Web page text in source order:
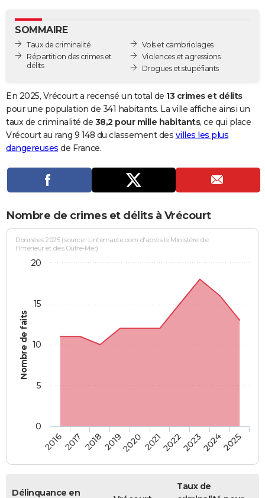
GUIDES D'ACHAT
BONS PLANS
Carte de Noël
Carte Bonne année
Carte Saint-Valentin
Carte Pâques
Carte d'anniversaire
DICTIONNAIRE
Dictionnaire
Biographies
Citations
Expressions
Proverbes
PROGRAMME TV
Se connecter
Entreprises
Service militaire
Avis de recherche
AVIS DE DÉCÈS
Bricolage
Lifestyle
Culture
Sport
Auto
Television
Voyage
Cinema
SOMMAIRE
Taux de criminalité
Répartition des crimes et
délits
Vols et cambriolages
Violences et agressions
Drogues et stupéfiants
En 2025, Vrécourt a recensé un total de 13 crimes et délits
pour une population de 341 habitants. La ville affiche ainsi un
taux de criminalité de 38,2 pour mille habitants, ce qui place
Vrécourt au rang 9 148 du classement des villes les plus
dangereuses de France.
Nombre de crimes et délits à Vrécourt
Nombre de faits
Données 2025 (source : Linternaute.com d'après le Ministère de
l'Intérieur et des Outre-Mer)
20162017 20182019202020212022202320242025
0
5
10
15
20
Délinquance en
Taux de